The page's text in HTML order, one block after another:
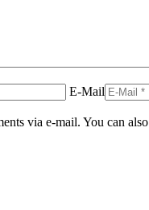
E-Mail
via e-mail. You can also